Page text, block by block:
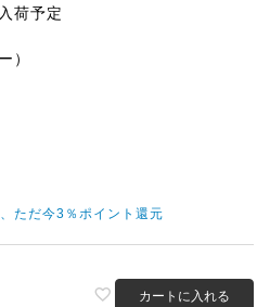
荷予定
）
ただ今3％ポイント還元
カートに入れる